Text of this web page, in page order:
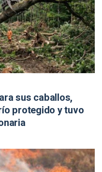
sus caballos,
protegido y tuvo